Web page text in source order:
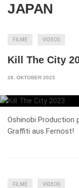
JAPAN
FILME VIDEOS
Kill The City
28. OKTOBER 2023
Oshinobi Production
Graffiti aus Fernost!
FILME VIDEOS